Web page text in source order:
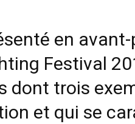
en
Festival
dont trois
et qui se